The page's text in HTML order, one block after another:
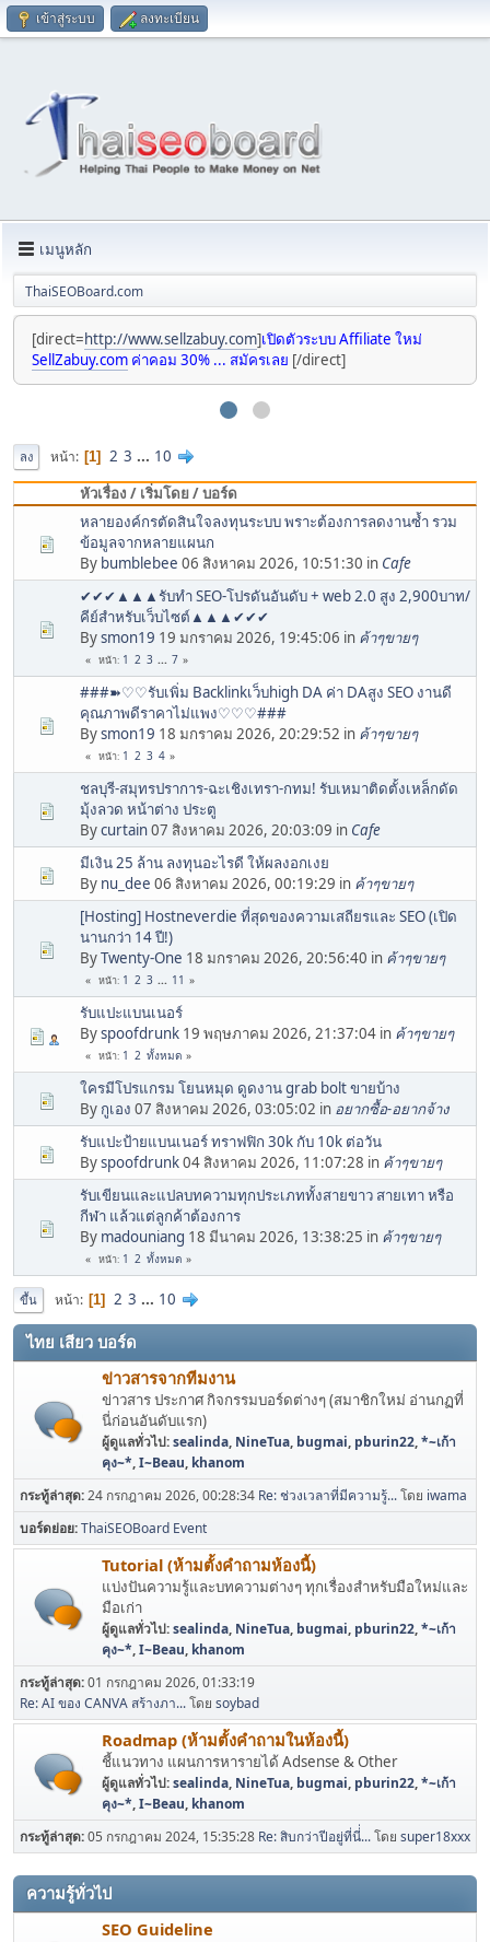
เข้าสู่ระบบ ลงทะเบียน
เมนูหลัก
ThaiSEOBoard.com
ลง หน้า 1 2 3 ... 10
หัวเรื่อง / เริ่มโดย / บอร์ด
หลายองค์กรตัดสินใจลงทุนระบบ พราะต้องการลดงานซ้ำ รวม
ข้อมูลจากหลายแผนก
By bumblebee 06 สิงหาคม 2026, 10:51:30 in Cafe
✔✔✔▲▲▲รับทำ SEO-โปรดันอันดับ + web 2.0 สูง 2,900บาท/
คีย์สำหรับเว็บไซต์▲▲▲✔✔✔
Bysmon19 19 มกราคม 2026, 19:45:06 in ค้าๆขายๆ
หน้า 1 2 3 ... 7
###➽♡♡รับเพิ่ม Backlinkเว็บhigh DA ค่า DAสูง SEO งานดี
คุณภาพดีราคาไม่แพง♡♡♡###
Bysmon19 18 มกราคม 2026, 20:29:52 in ค้าๆขายๆ
หน้า 1 2 3 4
ชลบุรี-สมุทรปราการ-ฉะเชิงเทรา-กทม! รับเหมาติดตั้งเหล็กดัด
มุ้งลวด หน้าต่าง ประตู
Bycurtain07 สิงหาคม 2026, 20:03:09 in Cafe
มีเงิน 25 ล้าน ลงทุนอะไรดี ให้ผลงอกเงย
By nu_dee 06 สิงหาคม 2026, 00:19:29 in ค้าๆขายๆ
[Hosting] Hostneverdie ที่สุดของความเสถียรและ SEO (เปิด
นานกว่า 14 ปี!)
ByTwenty-One 18 มกราคม 2026, 20:56:40 in ค้าๆขายๆ
หน้า 1 2 3 ... 11
รับแปะแบนเนอร์
Byspoofdrunk 19 พฤษภาคม 2026, 21:37:04 in ค้าๆขายๆ
หน้า 1 2 ทั้งหมด
ใครมีโปรแกรม โยนหมุด ดูดงาน grab bolt ขายบ้าง
By กูเอง 07 สิงหาคม 2026, 03:05:02 in อยากซื้อ-อยากจ้าง
รับแปะป้ายแบนเนอร์ ทราฟฟิก 30k กับ 10k ต่อวัน
Byspoofdrunk04 สิงหาคม 2026, 11:07:28 in ค้าๆขายๆ
รับเขียนและแปลบทความทุกประเภททั้งสายขาว สายเทา หรือ
กีฬา แล้วแต่ลูกค้าต้องการ
By madouniang 18 มีนาคม 2026, 13:38:25 in ค้าๆขายๆ
หน้า 1 2 ทั้งหมด
ขึ้น หน้า 1 2 3 ... 10
[direct=http://www.sellzabuy.com]เปิดตัวระบบ Affiliate ใหม่
SellZabuy.com ค่าคอม 30% ... สมัครเลย [/direct]
ไทย เสียว บอร์ด
ข่าวสารจากทีมงาน
ข่าวสาร ประกาศ กิจกรรมบอร์ดต่างๆ (สมาชิกใหม่ อ่านกฏที่
นี่ก่อนอันดับแรก)
ผู้ดูแลทั่วไป:sealinda, NineTua, bugmai, pburin22,*~เก้า
คุง~*,I~Beau, khanom
กระทู้ล่าสุด:24 กรกฎาคม 2026, 00:28:34 Re: ช่วงเวลาที่มีความรู้...โดย iwama
บอร์ดย่อย ThaiSEOBoard Event
Tutorial (ห้ามตั้งคำถามห้องนี้)
แบ่งปันความรู้และบทความต่างๆ ทุกเรื่องสำหรับมือใหม่และ
มือเก่า
ผู้ดูแลทั่วไป:sealinda, NineTua, bugmai, pburin22,*~เก้า
คุง~*,I~Beau, khanom
กระทู้ล่าสุด:01 กรกฎาคม 2026, 01:33:19
Re: AI ของ CANVA สร้างภา...โดย soybad
Roadmap (ห้ามตั้งคำถามในห้องนี้)
ชี้แนวทาง แผนการหารายได้ Adsense & Other
ผู้ดูแลทั่วไป:sealinda, NineTua, bugmai, pburin22,*~เก้า
คุง~*,I~Beau, khanom
กระทู้ล่าสุด:05 กรกฎาคม 2024, 15:35:28 Re: สิบกว่าปีอยู่ที่นี่่...โดย super18xxx
ความรู้ทั่วไป
SEO Guideline